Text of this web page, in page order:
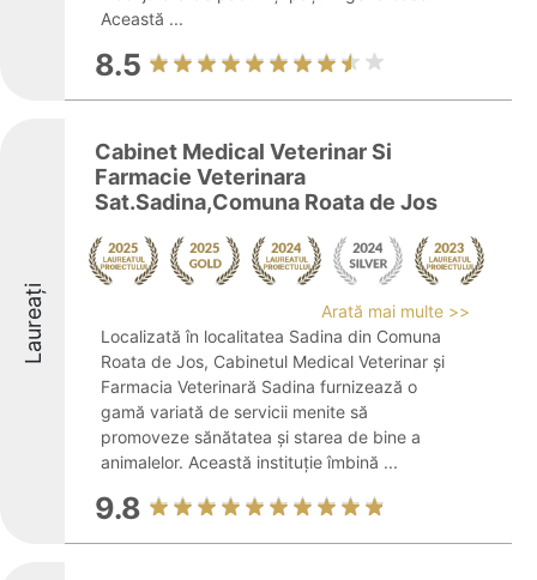
Această ...
8.5
Laureați
Cabinet Medical Veterinar Si
Farmacie Veterinara
Sat.Sadina,Comuna Roata de Jos
Arată mai multe >>
Localizată în localitatea Sadina din Comuna
Roata de Jos, Cabinetul Medical Veterinar și
Farmacia Veterinară Sadina furnizează o
gamă variată de servicii menite să
promoveze sănătatea și starea de bine a
animalelor. Această instituție îmbină ...
9.8